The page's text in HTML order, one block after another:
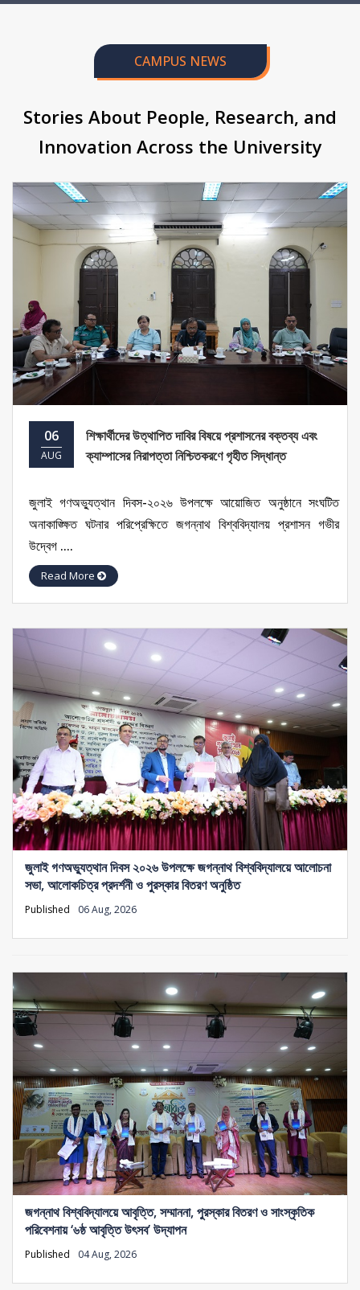
CAMPUS NEWS
Stories About People, Research, and
Innovation Across the University
06
AUG
শিক্ষার্থীদের উত্থাপিত দাবির বিষয়ে প্রশাসনের বক্তব্য এবং
ক্যাম্পাসের নিরাপত্তা নিশ্চিতকরণে গৃহীত সিদ্ধান্ত
জুলাই গণঅভ্যুত্থান দিবস-২০২৬ উপলক্ষে আয়োজিত অনুষ্ঠানে সংঘটিত
অনাকাঙ্ক্ষিত ঘটনার পরিপ্রেক্ষিতে জগন্নাথ বিশ্ববিদ্যালয় প্রশাসন গভীর
উদ্বেগ ....
Read More
জুলাই গণঅভ্যুত্থান দিবস ২০২৬ উপলক্ষে জগন্নাথ বিশ্ববিদ্যালয়ে আলোচনা
সভা, আলোকচিত্র প্রদর্শনী ও পুরস্কার বিতরণ অনুষ্ঠিত
Published 06 Aug, 2026
জগন্নাথ বিশ্ববিদ্যালয়ে আবৃত্তি, সম্মাননা, পুরস্কার বিতরণ ও সাংস্কৃতিক
পরিবেশনায় ‘৬ষ্ঠ আবৃত্তি উৎসব’ উদ্‌যাপন
Published 04 Aug, 2026